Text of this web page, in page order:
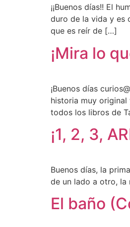
¡¡Buenos días!! El
duro de la vida y es
que es reír de […]
¡Mira lo
¡Buenos días
historia muy original
todos los libros de
¡1, 2, 3,
Buenos días, la
de un lado a otro,
El baño